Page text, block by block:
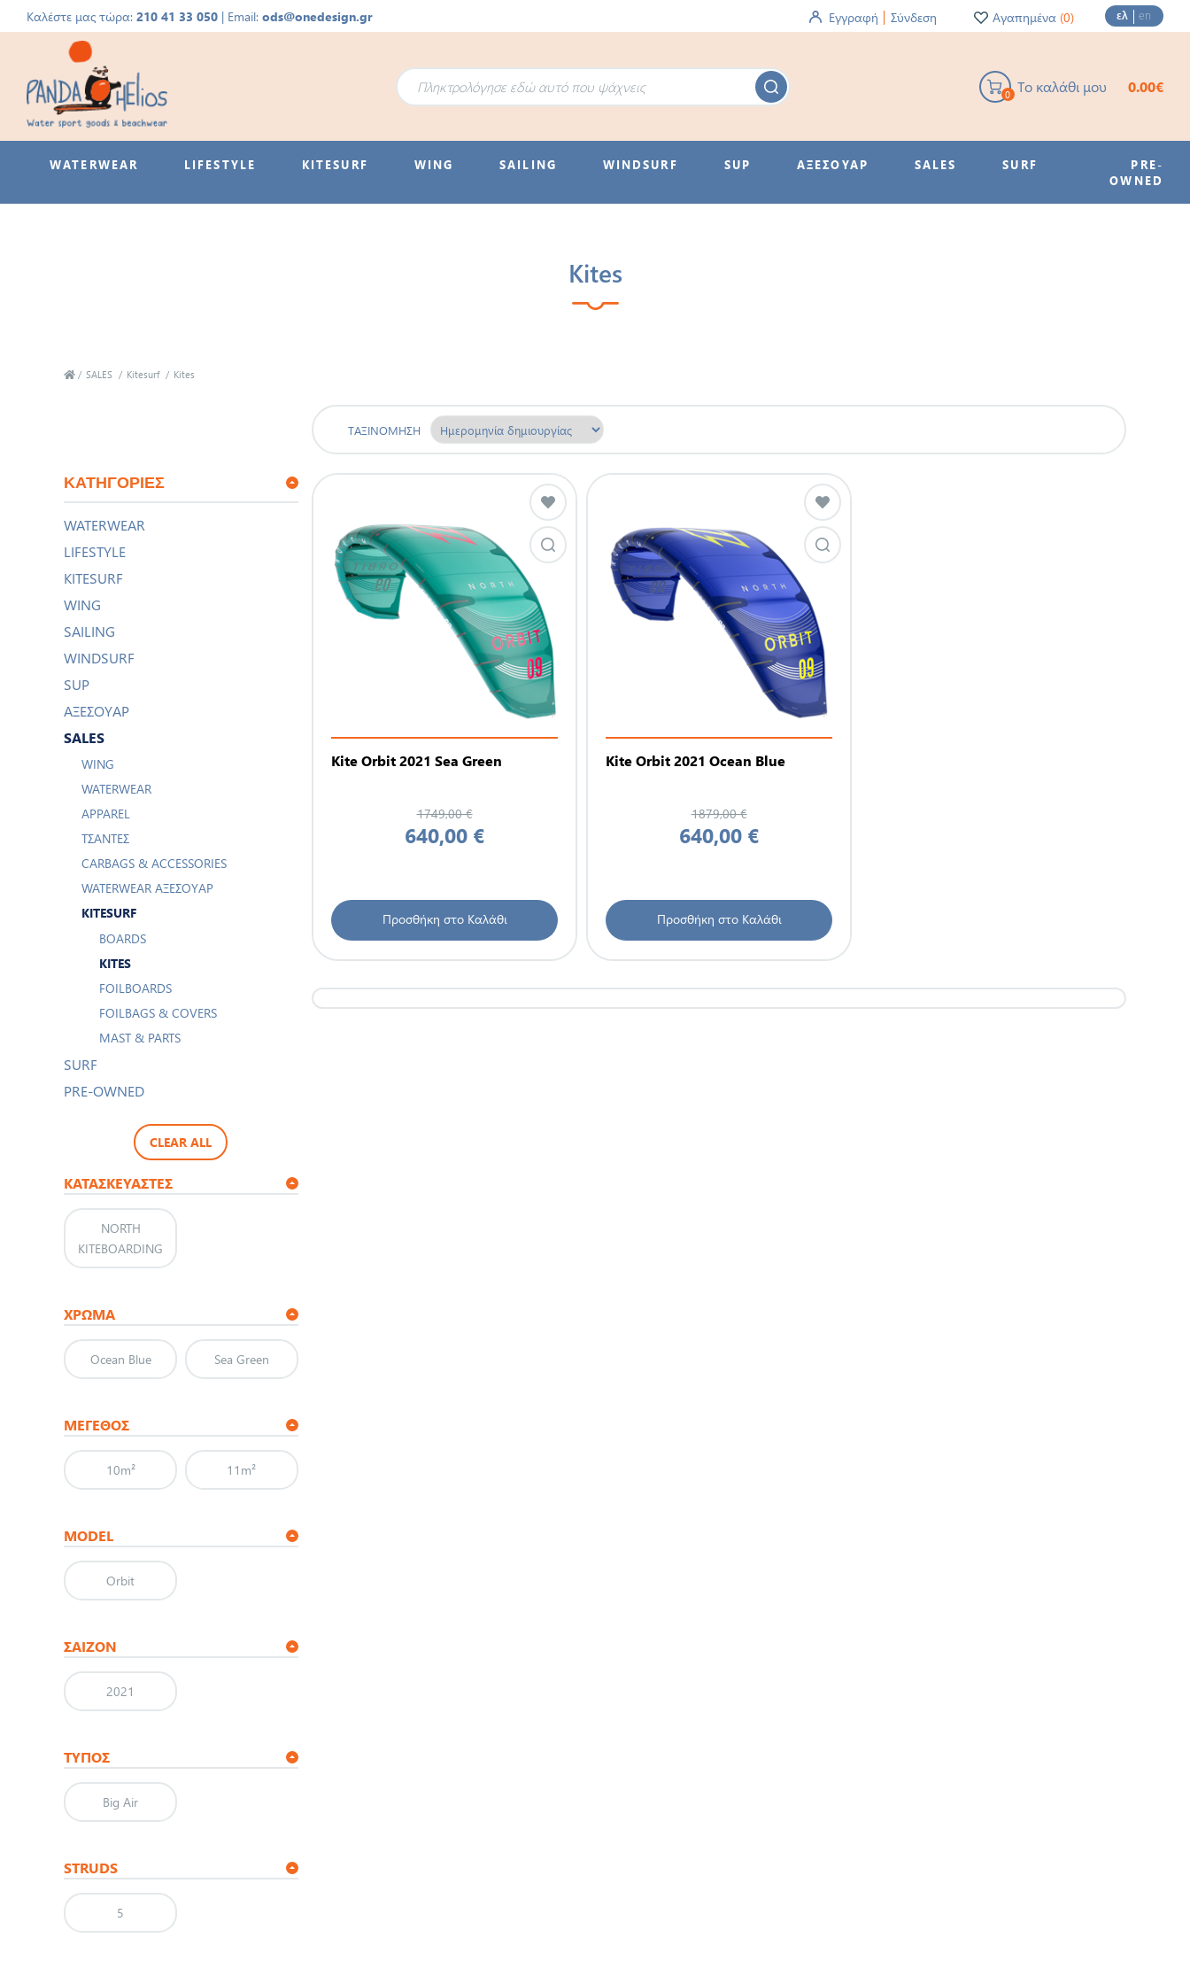
Καλέστε μας τώρα:210 41 33 050 | Email:ods@onedesign.gr Εγγραφή Σύνδεση Αγαπημένα (0) ελ en
Το καλάθι μου
0 0.00€
WATERWEAR LIFESTYLE KITESURF WING SAILING WINDSURF SUP ΑΞΕΣΟΥΑΡ SALES SURF
PRE-
OWNED
Kites
/ SALES / Kitesurf / Kites
ΚΑΤΗΓΟΡΊΕΣ
WATERWEAR
LIFESTYLE
KITESURF
WING
SAILING
WINDSURF
SUP
ΑΞΕΣΟΥΑΡ
SALES
WING
WATERWEAR
ΑPPAREL
ΤΣΆΝΤΕΣ
CARBAGS & ACCESSORIES
WATERWEAR ΑΞΕΣΟΥΆΡ
KITESURF
BOARDS
KITES
FOILBOARDS
FOILBAGS & COVERS
MAST & PARTS
SURF
PRE-OWNED
CLEAR ALL
ΚΑΤΑΣΚΕΥΑΣΤΈΣ
NORTH
KITEBOARDING
ΧΡΩΜΑ
Ocean Blue Sea Green
ΜΈΓΕΘΟΣ
10m² 11m²
MODEL
Orbit
ΣΑΙΖΟΝ
2021
ΤΎΠΟΣ
Big Air
STRUDS
5
ΤΑΞΙΝΌΜΗΣΗ
Kite Orbit 2021 Sea Green
1749,00 €
640,00 €
Προσθήκη στο Καλάθι
Kite Orbit 2021 Ocean Blue
1879,00 €
640,00 €
Προσθήκη στο Καλάθι